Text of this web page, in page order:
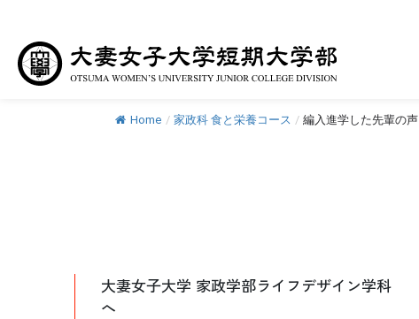
Home / 家政科 食と栄養コース / 編入進学した先輩の声
大妻女子大学 家政学部ライフデザイン学科
へ